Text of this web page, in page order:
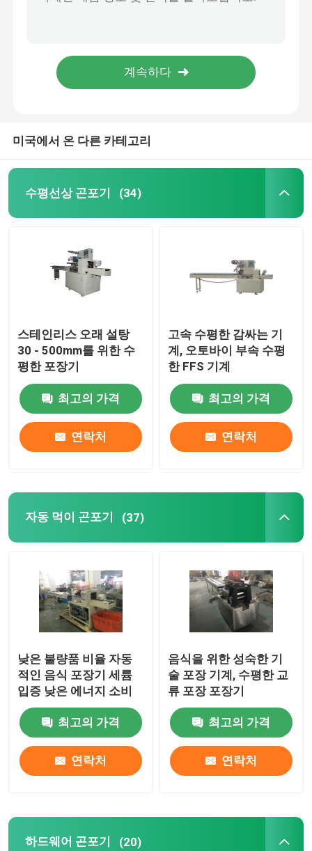
블리스터 패킹 기계
케이크 곤포기
물티슈 곤포기
가벼운 식사 패키징 기계
의료 기기 패키징 머신
진공 포장기를 열성형하기
고속 젖은 조직 포장기 강한 스테인리스 물자
미국에서 온 다른 카테고리
수평선상 곤포기 (34)
스테인리스 오래 설탕
30 - 500mm를 위한 수
평한 포장기
최고의 가격
연락처
고속 수평한 감싸는 기
계, 오토바이 부속 수평
한 FFS 기계
최고의 가격
연락처
자동 먹이 곤포기 (37)
낮은 불량품 비율 자동
적인 음식 포장기 세륨
입증 낮은 에너지 소비
최고의 가격
연락처
음식을 위한 성숙한 기
술 포장 기계, 수평한 교
류 포장 포장기
최고의 가격
연락처
하드웨어 곤포기 (20)